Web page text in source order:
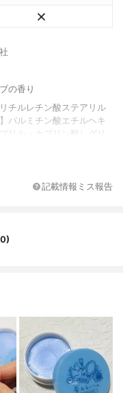
の香り
チルレチン酸ステアリル
パルミチン酸エチルヘキ
リル・カプリン酸）グリ
ステアリン酸ＰＯＥグリ
トリデシル、炭酸ジカプ
イクロクリスタリンワッ
アロイルフィトスフィン
システアリルフィトスフ
ーゼ（２）、水添大豆リ
テロール、１，２－ペン
Ｇ、トリイソステアリン
ＢＨＴ、群青、香料
記載情報ミス報告